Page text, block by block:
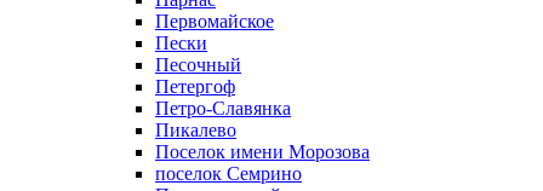
Первомайское
Пески
Песочный
Петергоф
Петро-Славянка
Пикалево
Поселок имени Морозова
поселок Семрино